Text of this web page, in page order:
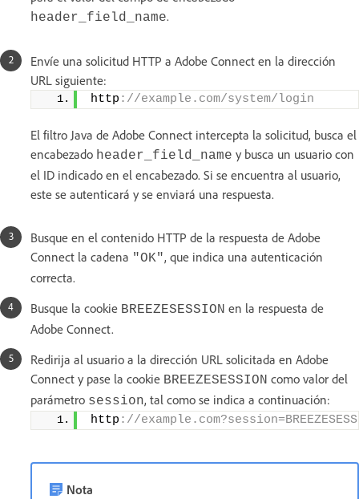
header_field_name.
Envíe una solicitud HTTP a Adobe Connect en la dirección
URL siguiente:
http ://example.com/system/login
El filtro Java de Adobe Connect intercepta la solicitud, busca el
encabezado header_field_name y busca un usuario con
el ID indicado en el encabezado. Si se encuentra al usuario,
este se autenticará y se enviará una respuesta.
Busque en el contenido HTTP de la respuesta de Adobe
Connect la cadena "OK", que indica una autenticación
correcta.
Busque la cookie BREEZESESSION en la respuesta de
Adobe Connect.
Redirija al usuario a la dirección URL solicitada en Adobe
Connect y pase la cookie BREEZESESSION como valor del
parámetro session, tal como se indica a continuación:
http ://
Nota